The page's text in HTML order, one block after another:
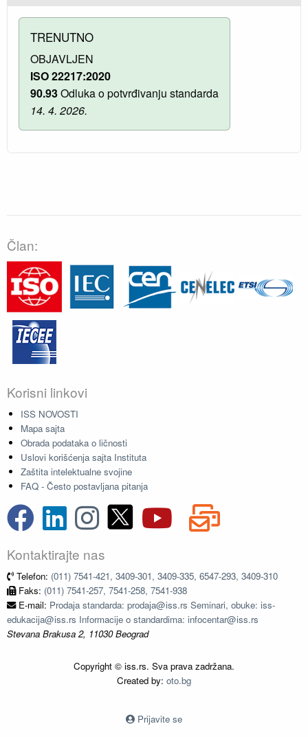
TRENUTNO
OBJAVLJEN
ISO 22217:2020
90.93Odluka o potvrđivanju standarda
14. 4. 2026.
Član:
Korisni linkovi
ISS NOVOSTI
Mapa sajta
Obrada podataka o ličnosti
Uslovi korišćenja sajta Instituta
Zaštita intelektualne svojine
FAQ - Često postavljana pitanja
Kontaktirajte nas
Telefon: (011) 7541-421, 3409-301, 3409-335, 6547-293, 3409-310
Faks: (011) 7541-257, 7541-258, 7541-938
E-mail: Prodaja standarda: prodaja@iss.rs Seminari, obuke: iss-
edukacija@iss.rs Informacije o standardima: infocentar@iss.rs
Stevana Brakusa 2, 11030 Beograd
Copyright © iss.rs. Sva prava zadržana.
Created by: oto.bg
Prijavite se